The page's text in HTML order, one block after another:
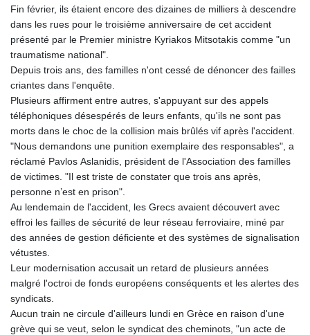
Fin février, ils étaient encore des dizaines de milliers à descendre
dans les rues pour le troisième anniversaire de cet accident
présenté par le Premier ministre Kyriakos Mitsotakis comme "un
traumatisme national".
Depuis trois ans, des familles n'ont cessé de dénoncer des failles
criantes dans l'enquête.
Plusieurs affirment entre autres, s'appuyant sur des appels
téléphoniques désespérés de leurs enfants, qu'ils ne sont pas
morts dans le choc de la collision mais brûlés vif après l'accident.
"Nous demandons une punition exemplaire des responsables", a
réclamé Pavlos Aslanidis, président de l'Association des familles
de victimes. "Il est triste de constater que trois ans après,
personne n’est en prison".
Au lendemain de l'accident, les Grecs avaient découvert avec
effroi les failles de sécurité de leur réseau ferroviaire, miné par
des années de gestion déficiente et des systèmes de signalisation
vétustes.
Leur modernisation accusait un retard de plusieurs années
malgré l'octroi de fonds européens conséquents et les alertes des
syndicats.
Aucun train ne circule d'ailleurs lundi en Grèce en raison d'une
grève qui se veut, selon le syndicat des cheminots, "un acte de